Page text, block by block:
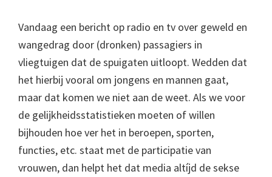
Vandaag een bericht op radio en tv over geweld en
wangedrag door (dronken) passagiers in
vliegtuigen dat de spuigaten uitloopt. Wedden dat
het hierbij vooral om jongens en mannen gaat,
maar dat komen we niet aan de weet. Als we voor
de gelijkheidsstatistieken moeten of willen
bijhouden hoe ver het in beroepen, sporten,
functies, etc. staat met de participatie van
vrouwen, dan helpt het dat media altíjd de sekse